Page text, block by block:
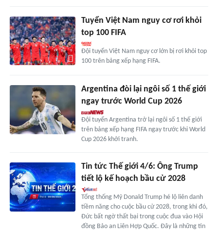
Tuyển Việt Nam nguy cơ rơi khỏi
top 100 FIFA
Đội tuyển Việt Nam nguy cơ lớn bị rơi khỏi top
100 trên bảng xếp hạng FIFA.
Argentina đòi lại ngôi số 1 thế giới
ngay trước World Cup 2026
Đội tuyển Argentina trở lại ngôi số 1 thế giới
trên bảng xếp hạng FIFA ngay trước khi World
Cup 2026 khởi tranh.
Tin tức Thế giới 4/6: Ông Trump
tiết lộ kế hoạch bầu cử 2028
Tổng thống Mỹ Donald Trump hé lộ liên danh
tiềm năng cho cuộc bầu cử 2028, trong khi đó,
Đức bất ngờ thất bại trong cuộc đua vào Hội
đồng Bảo an Liên Hợp Quốc. Đây là những tin